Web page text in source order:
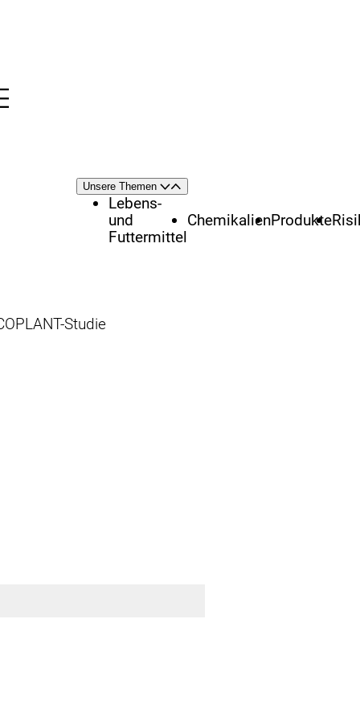
Themenschwerpunkte
Unsere Themen Öffnen
Schließen
Lebens-
und
Futtermittel
ChemikalienProdukte
Studie